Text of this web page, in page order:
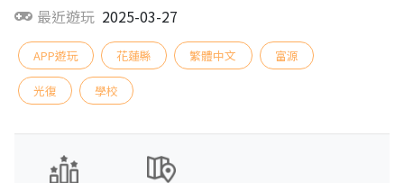
最近遊玩 2025-03-27
APP遊玩 花蓮縣 繁體中文 富源
光復 學校